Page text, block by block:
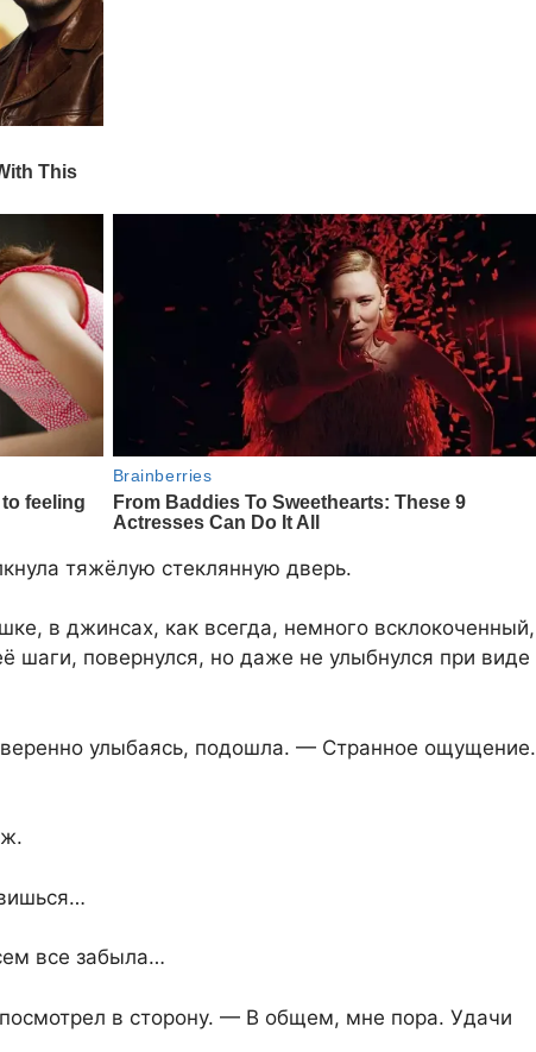
тяжёлую стеклянную дверь.
в джинсах, как всегда, немного всклокоченный,
шаги, повернулся, но даже не улыбнулся при виде
улыбаясь, подошла. — Странное ощущение.
все забыла…
в сторону. — В общем, мне пора. Удачи